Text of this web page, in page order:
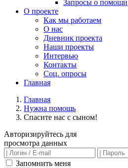
Запросы о помощи
О проекте
Как мы работаем
О нас
Дневник проекта
Наши проекты
Интервью
Контакты
Соц. опросы
Главная
Главная
Нужна помощь
Спасите нас с сыном!
Авторизируйтесь для
просмотра данных
Запомнить меня